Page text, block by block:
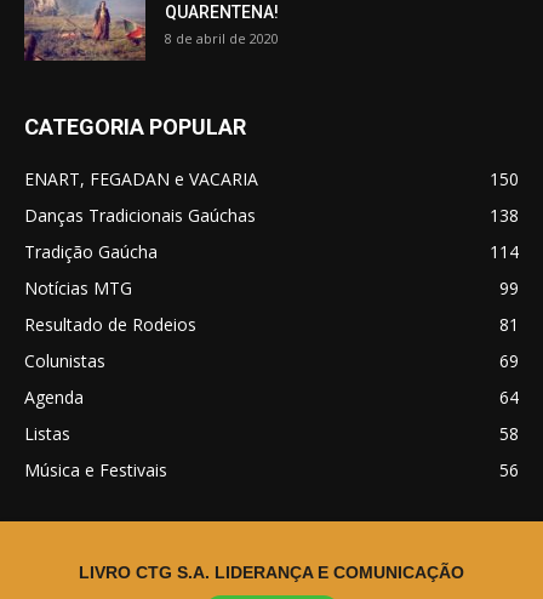
LIVRO CTG S.A. LIDERANÇA E COMUNICAÇÃO
QUARENTENA!
8 de abril de 2020
CATEGORIA POPULAR
ENART, FEGADAN e VACARIA
150
Danças Tradicionais Gaúchas
138
Tradição Gaúcha
114
Notícias MTG
99
Resultado de Rodeios
81
Colunistas
69
Agenda
64
Listas
58
Música e Festivais
56
© Desde 2016, Rio Grande do Sul.